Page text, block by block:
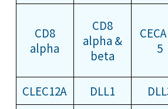
CD8
alpha
CD8
alpha &
beta
5
CLEC12A
DLL1